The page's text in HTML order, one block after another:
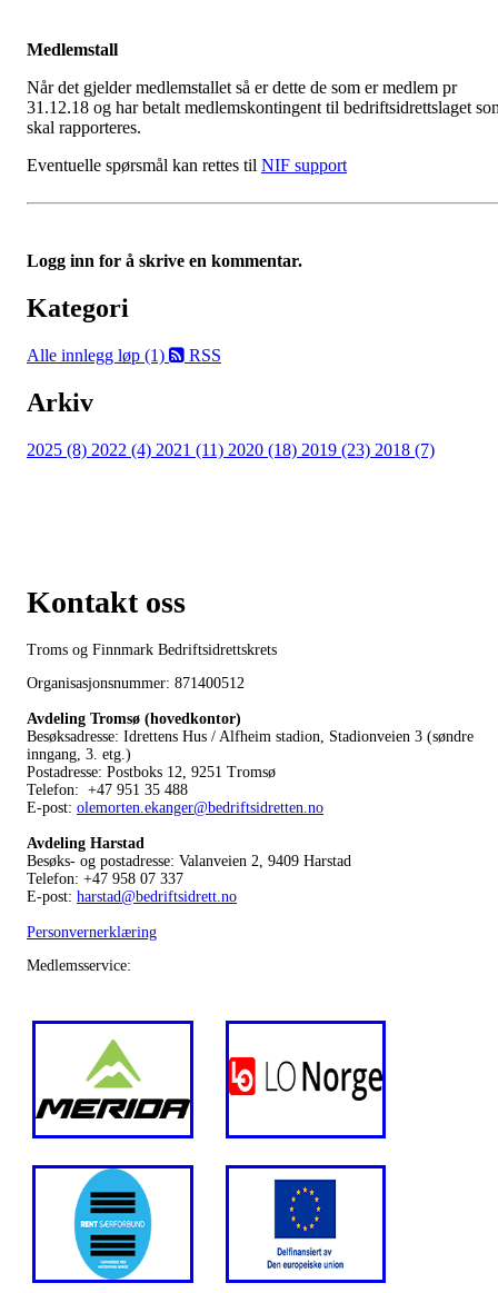
Medlemstall
Når det gjelder medlemstallet så er dette de som er medlem pr
31.12.18 og har betalt medlemskontingent til bedriftsidrettslaget
skal rapporteres.
Eventuelle spørsmål kan rettes til NIF support
Logg inn for å skrive en kommentar.
Kategori
Alle innlegg løp (1) RSS
Arkiv
2025 (8) 2022 (4) 2021 (11) 2020 (18) 2019 (23) 2018 (7)
Kontakt oss
Troms og Finnmark Bedriftsidrettskrets
Organisasjonsnummer: 871400512
Avdeling Tromsø (hovedkontor)
Besøksadresse: Idrettens Hus / Alfheim stadion, Stadionveien 3 (søndre
inngang, 3. etg.)
Postadresse: Postboks 12, 9251 Tromsø
Telefon: +47 951 35 488
E-post: olemorten.ekanger@bedriftsidretten.no
Avdeling Harstad
Besøks- og postadresse: Valanveien 2, 9409 Harstad
Telefon: +47 958 07 337
E-post: harstad@bedriftsidrett.no
Personvernerklæring
Medlemsservice: